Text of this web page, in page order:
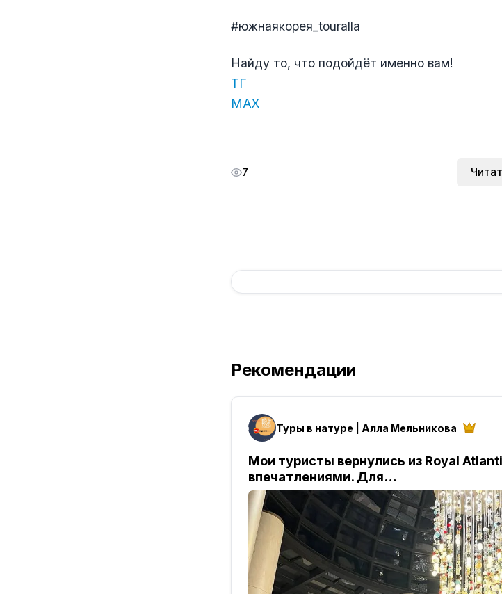
#южнаякорея_touralla
Найду то, что подойдёт именно вам!
ТГ
МАХ
7
Рекомендации
Туры в натуре | Алла Мельникова
Мои туристы вернулись из Royal
впечатлениями. Для…